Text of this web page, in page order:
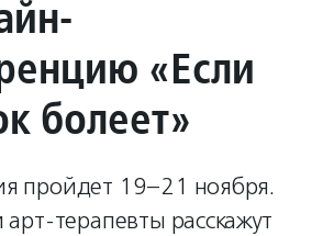
«Если
болеет»
пройдет 19–21 ноября.
терапевты расскажут